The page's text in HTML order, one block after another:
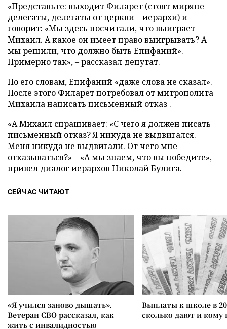
«Представьте: выходит Филарет (стоят миряне-
делегаты, делегаты от церкви – иерархи) и
говорит: «Мы здесь посчитали, что выиграет
Михаил. А какое он имеет право выигрывать? А
мы решили, что должно быть Епифаний».
Примерно так», – рассказал депутат.
По его словам, Епифаний «даже слова не сказал».
После этого Филарет потребовал от митрополита
Михаила написать письменный отказ .
«А Михаил спрашивает: «С чего я должен писать
письменный отказ? Я никуда не выдвигался.
Меня никуда не выдвигали. От чего мне
отказываться?» – «А мы знаем, что вы победите», –
привел диалог иерархов Николай Булига.
СЕЙЧАС ЧИТАЮТ
«Я учился заново дышать».
Ветеран СВО рассказал, как
жить с инвалидностью
Выплаты к школе в
сколько дают и